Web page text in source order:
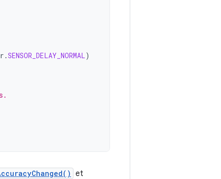
.SENSOR_DELAY_NORMAL)
et